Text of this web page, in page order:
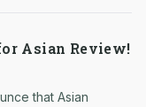
Asian Review!
that Asian